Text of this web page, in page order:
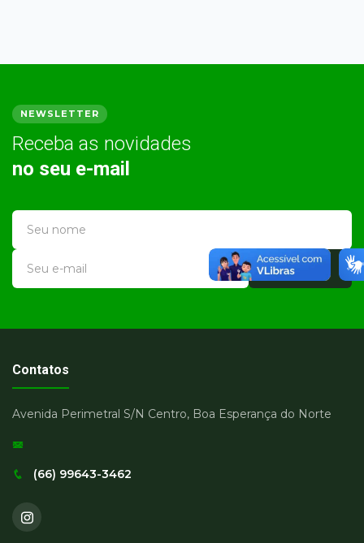
NEWSLETTER
Receba as novidades
no seu e-mail
Cadastrar
Contatos
Avenida Perimetral S/N Centro, Boa Esperança do Norte
(66) 99643-3462